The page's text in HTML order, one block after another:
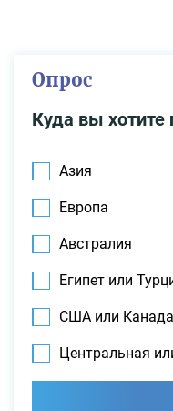
Опрос
Куда вы хотите
Азия
Европа
Австралия
Египет или
США или Канада
Центральная